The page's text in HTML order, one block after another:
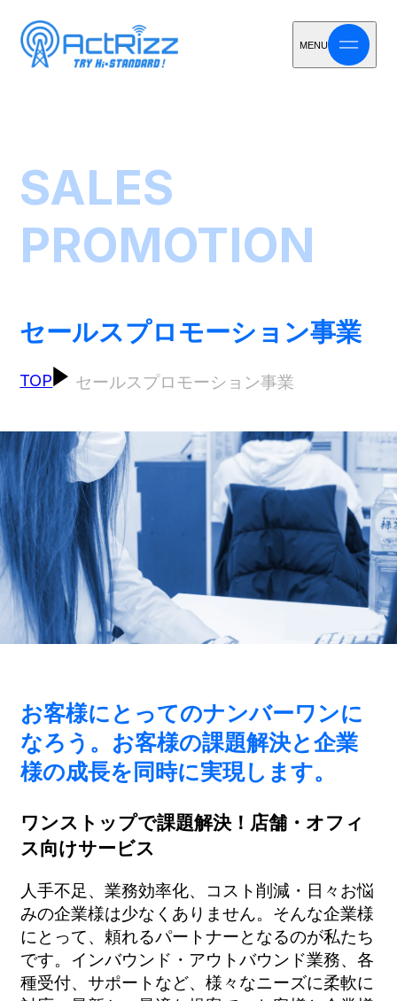
MENU
SALES
PROMOTION
セールスプロモーション事業
TOP セールスプロモーション事業
お客様にとってのナンバーワンに
なろう。お客様の課題解決と企業
様の成長を同時に実現します。
ワンストップで課題解決！店舗・オフィ
ス向けサービス
人手不足、業務効率化、コスト削減・日々お悩
みの企業様は少なくありません。そんな企業様
にとって、頼れるパートナーとなるのが私たち
です。インバウンド・アウトバウンド業務、各
種受付、サポートなど、様々なニーズに柔軟に